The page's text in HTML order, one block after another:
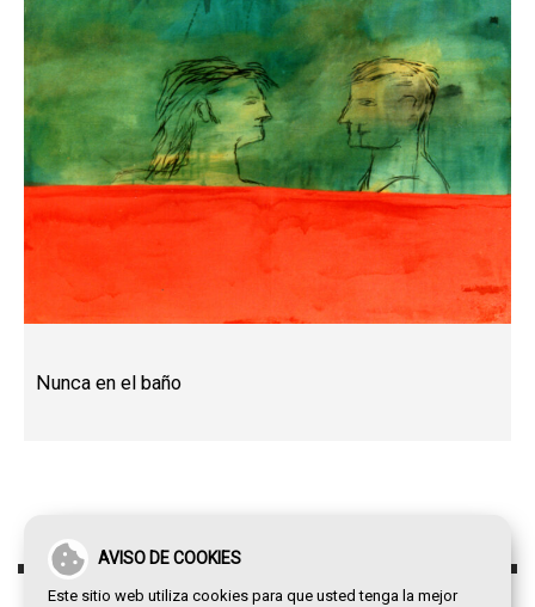
AVISO DE COOKIES
Este sitio web utiliza cookies para que usted tenga la mejor
Nunca en el baño